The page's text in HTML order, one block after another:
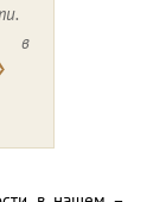
в